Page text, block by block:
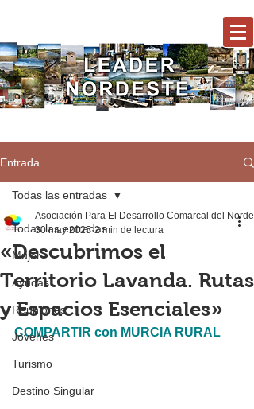
Entrada
Todas las entradas
Mujer
Ayudas
Reuniones
Jóvenes
Turismo
Destino Singular
Todas las entradas
«Descubrimos el
Territorio Lavanda. Rutas
y Espacios Esenciales»
Asociación Para El Desarrollo Comarcal del
30 may 2025 2 min de lectura
COMPARTIR con MURCIA RURAL